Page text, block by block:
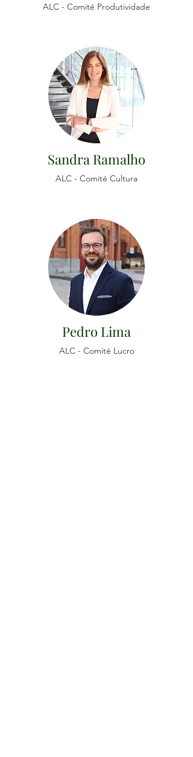
ALC - Comité Produtividade
Sandra Ramalho
ALC - Comité Cultura
Pedro Lima
ALC - Comité Lucro